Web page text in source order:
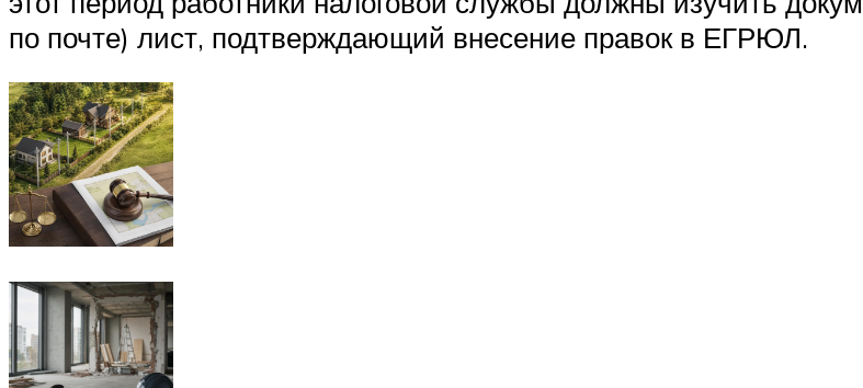
по почте) лист, подтверждающий внесение правок в ЕГРЮЛ.